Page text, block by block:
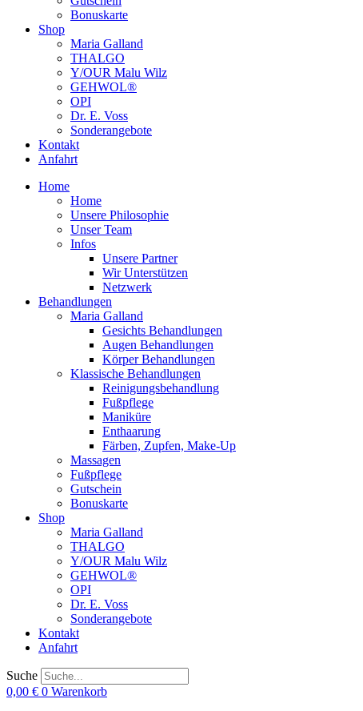
Bonuskarte
Shop
Maria Galland
THALGO
Y/OUR Malu Wilz
GEHWOL®
OPI
Dr. E. Voss
Sonderangebote
Kontakt
Anfahrt
Home
Home
Unsere Philosophie
Unser Team
Infos
Unsere Partner
Wir Unterstützen
Netzwerk
Behandlungen
Maria Galland
Gesichts Behandlungen
Augen Behandlungen
Körper Behandlungen
Klassische Behandlungen
Reinigungsbehandlung
Fußpflege
Maniküre
Enthaarung
Färben, Zupfen, Make-Up
Massagen
Fußpflege
Gutschein
Bonuskarte
Shop
Maria Galland
THALGO
Y/OUR Malu Wilz
GEHWOL®
OPI
Dr. E. Voss
Sonderangebote
Kontakt
Anfahrt
Suche
0,00 € 0 Warenkorb